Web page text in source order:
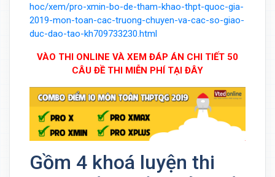
hoc/xem/pro-xmin-bo-de-tham-khao-thpt-quoc-gia-
2019-mon-toan-cac-truong-chuyen-va-cac-so-giao-
duc-dao-tao-kh709733230.html
VÀO THI ONLINE VÀ XEM ĐÁP ÁN CHI TIẾT 50
CÂU ĐỀ THI MIỄN PHÍ TẠI ĐÂY
Gồm 4 khoá luyện thi